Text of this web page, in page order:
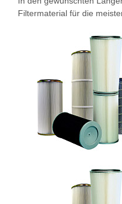
Filtermaterial für die